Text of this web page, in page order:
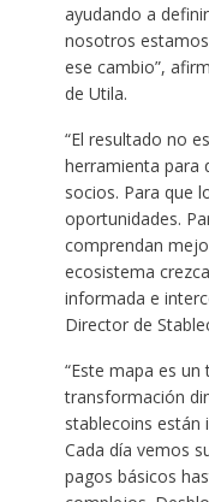
ayudando a
nosotros
ese cambio”,
de Utila.
“El resultado no
herramienta para
socios. Para que
oportunidades.
comprendan
ecosistema
informada e
Director de
“Este mapa es
transformación
stablecoins están
Cada día vemos
pagos básicos